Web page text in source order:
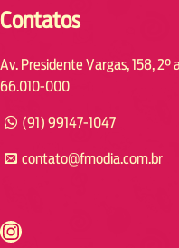
Contatos
Av. Presidente Vargas, 158,
66.010-000
(91) 99147-1047
contato@fmodia.com.br
https://www.instagram.com/fmodia.cabofrio/